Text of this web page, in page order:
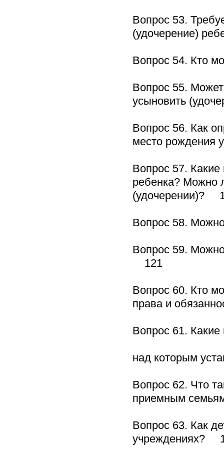
Вопрос 53.
(удочерение)
Вопрос 54. Кто
Вопрос 55.
усыновить
Вопрос 56. Как
место рождения
Вопрос 57. Какие
ребенка? Можно
(удочерении)?
Вопрос 58.
Вопрос 59. Можно
121
Вопрос 60. Кто
права и
Вопрос 61. Какие
над которым
Вопрос 62. Что
приемным
Вопрос 63. Как
учреждениях?